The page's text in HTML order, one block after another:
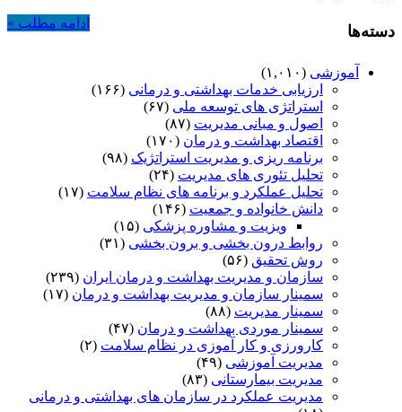
ادامه مطلب » دسته‌ها
آموزشی (۱,۰۱۰)
ارزیابی خدمات بهداشتی و درمانی (۱۶۶)
استراتژی های توسعه ملی (۶۷)
اصول و مبانی مدیریت (۸۷)
اقتصاد بهداشت و درمان (۱۷۰)
برنامه ریزی و مدیریت استراتژیک (۹۸)
تحلیل تئوری های مدیریت (۲۴)
تحلیل عملکرد و برنامه های نظام سلامت (۱۷)
دانش خانواده و جمعیت (۱۴۶)
ویزیت و مشاوره پزشکی (۱۵)
روابط درون بخشی و برون بخشی (۳۱)
روش تحقیق (۵۶)
سازمان و مدیریت بهداشت و درمان ایران (۲۳۹)
سمینار سازمان و مدیریت بهداشت و درمان (۱۷)
سمینار مدیریت (۸۸)
سمینار موردی بهداشت و درمان (۴۷)
کارورزی و کار آموزی در نظام سلامت (۲)
مدیریت آموزشی (۴۹)
مدیریت بیمارستانی (۸۳)
مدیریت عملکرد در سازمان های بهداشتی و درمانی